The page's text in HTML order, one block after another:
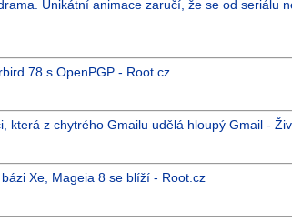
Unikátní animace zaručí, že se od seriálu
78 s OpenPGP - Root.cz
která z chytrého Gmailu udělá hloupý Gmail -
Xe, Mageia 8 se blíží - Root.cz